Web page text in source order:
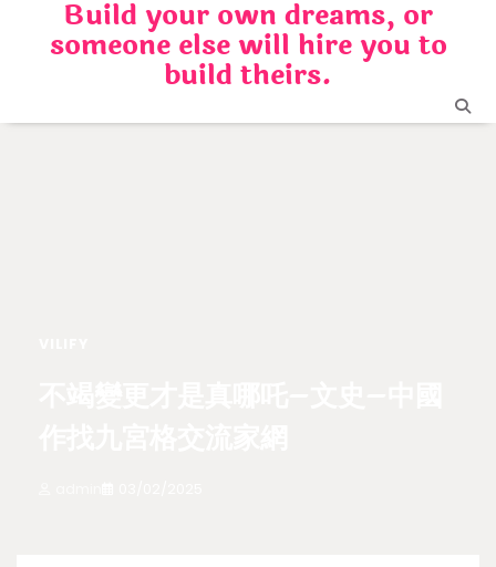
Build your own dreams, or
someone else will hire you to
build theirs.